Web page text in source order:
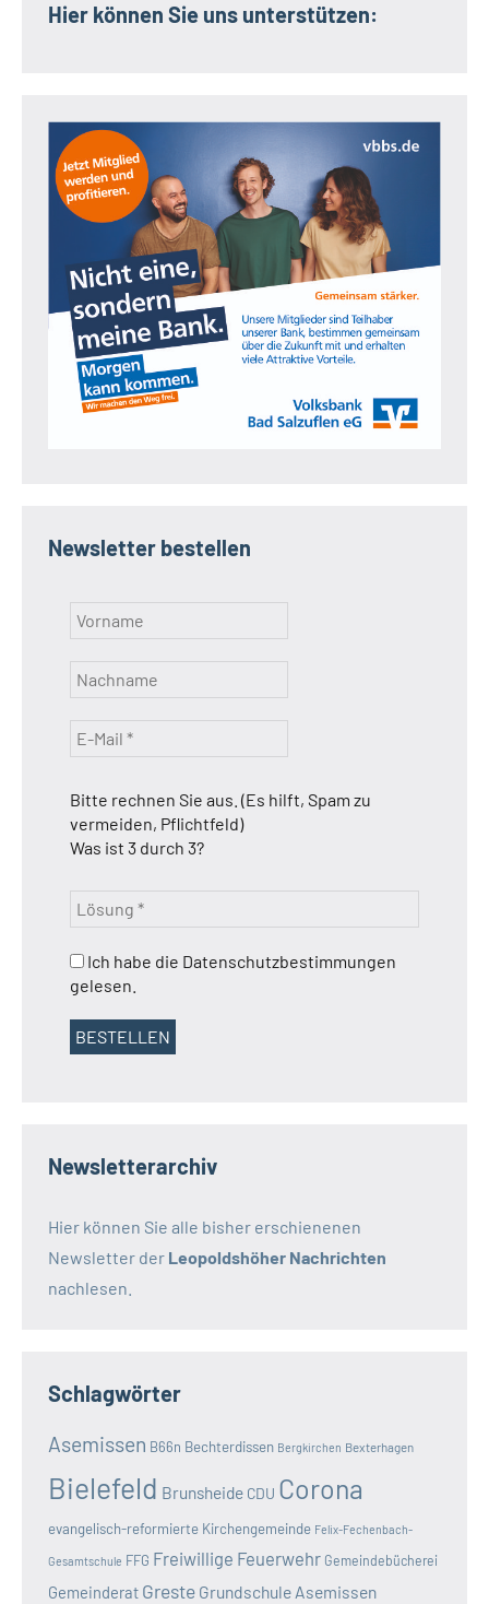
Hier können Sie uns unterstützen:
Newsletter bestellen
Bitte rechnen Sie aus. (Es hilft, Spam zu
vermeiden, Pflichtfeld)
Was ist 3 durch 3?
Ich habe die Datenschutzbestimmungen
gelesen.
Newsletterarchiv
Hier können Sie alle bisher erschienenen
Newsletter der Leopoldshöher Nachrichten
nachlesen.
Schlagwörter
Asemissen B66n Bechterdissen Bergkirchen Bexterhagen
Bielefeld Brunsheide CDU Corona
evangelisch-reformierte Kirchengemeinde Felix-Fechenbach-
Gesamtschule FFG Freiwillige Feuerwehr Gemeindebücherei
Gemeinderat Greste Grundschule Asemissen